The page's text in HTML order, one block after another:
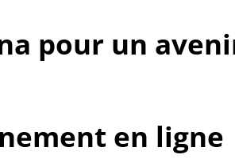
pour un
en ligne